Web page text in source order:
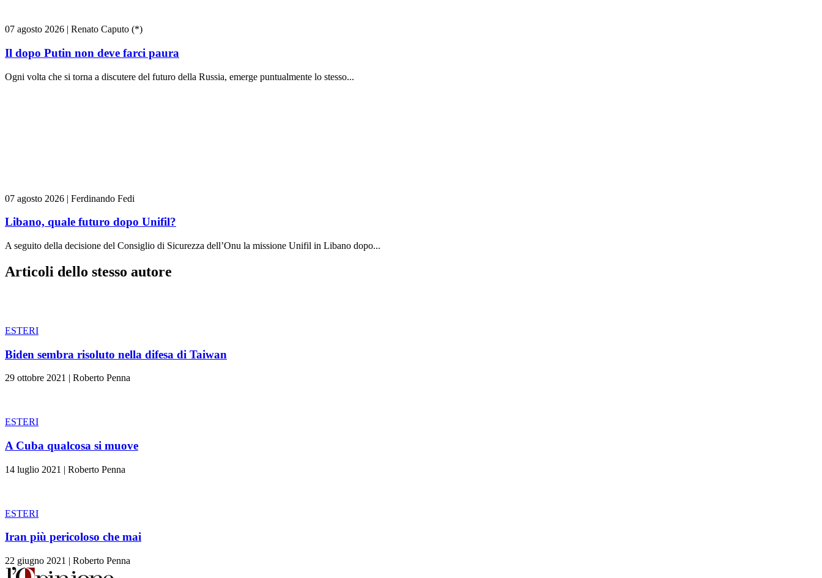
07 agosto 2026 | Renato Caputo (*)
Il dopo Putin non deve farci paura
Ogni volta che si torna a discutere del futuro della Russia, emerge puntualmente lo stesso...
07 agosto 2026 | Ferdinando Fedi
Libano, quale futuro dopo Unifil?
A seguito della decisione del Consiglio di Sicurezza dell’Onu la missione Unifil in Libano dopo...
Articoli dello stesso autore
ESTERI
Biden sembra risoluto nella difesa di Taiwan
29 ottobre 2021 | Roberto Penna
ESTERI
A Cuba qualcosa si muove
14 luglio 2021 | Roberto Penna
ESTERI
Iran più pericoloso che mai
22 giugno 2021 | Roberto Penna